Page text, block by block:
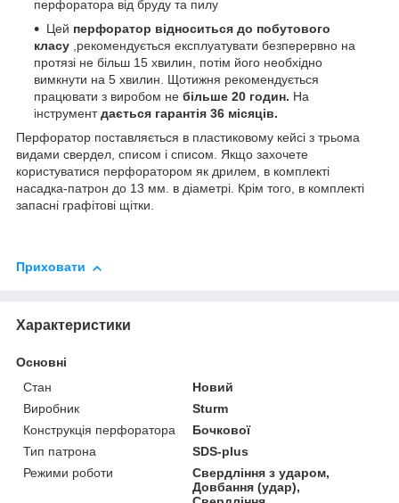
перфоратора від бруду та пилу
Цей перфоратор відноситься до побутового
класу ,рекомендується експлуатувати безперервно на
протязі не більш 15 хвилин, потім його необхідно
вимкнути на 5 хвилин. Щотижня рекомендується
працювати з виробом не більше 20 годин. На
інструментдається гарантія 36 місяців.
Перфоратор поставляється в пластиковому кейсі з трьома
видами свердел, списом і списом. Якщо захочете
користуватися перфоратором як дрилем, в комплекті
насадка-патрон до 13 мм. в діаметрі. Крім того, в комплекті
запасні графітові щітки.
Приховати
Характеристики
Основні
Стан
Новий
Виробник
Sturm
Конструкція перфоратора
Бочкової
Тип патрона
SDS-plus
Режими роботи
Свердління з ударом,
Довбання (удар),